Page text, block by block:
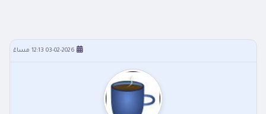
03-02-2026 12:13 مساءً